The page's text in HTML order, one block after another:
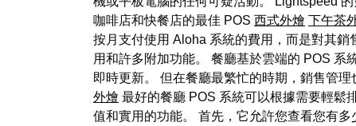
咖啡店和快餐店的最佳 POS 西式外燴 下午茶
按月支付使用 Aloha 系統的費用，而是對其
用和許多附加功能。 餐廳基於雲端的 POS
即時更新。 但在餐廳最繁忙的時期，銷售管理
外燴 最好的餐廳 POS 系統可以根據需要輕鬆
值和實用的功能。 首先，它允許您查看您有